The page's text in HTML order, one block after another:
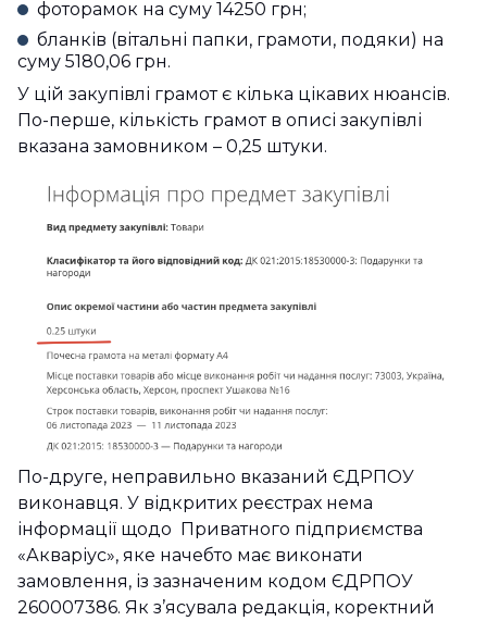
фоторамок на суму 14250 грн;
бланків (вітальні папки, грамоти, подяки) на
суму 5180,06 грн.
У цій закупівлі грамот є кілька цікавих нюансів.
По-перше, кількість грамот в описі закупівлі
вказана замовником – 0,25 штуки.
По-друге, неправильно вказаний ЄДРПОУ
виконавця. У відкритих реєстрах нема
інформації щодо Приватного підприємства
«Акваріус», яке начебто має виконати
замовлення, із зазначеним кодом ЄДРПОУ
260007386. Як з’ясувала редакція, коректний